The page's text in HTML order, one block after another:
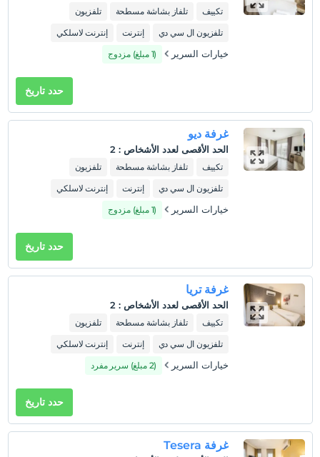
تسجيل المغادرة
طفل (أطفال)
الأطفال الرضع حتى سن 2 مجانيون.
1 الطفل (الأطفال) الذين تقل أعمارهم عن 3 مجانيون لكل غرفة
تكييف تلفاز بشاشة مسطحة
تلفزيون
تلفزيون ال سي دي
إنترنت إنترنت لاسلكي
خيارات السرير (1 مبلغ) مزدوج
حدد تاريخ
غرفة ديو
الحد الأقصى لعدد الأشخاص :
2
تكييف تلفاز بشاشة مسطحة
تلفزيون
تلفزيون ال سي دي
إنترنت إنترنت لاسلكي
خيارات السرير (1 مبلغ) مزدوج
حدد تاريخ
غرفة تريا
الحد الأقصى لعدد الأشخاص :
2
تكييف تلفاز بشاشة مسطحة
تلفزيون
تلفزيون ال سي دي
إنترنت إنترنت لاسلكي
خيارات السرير (2 مبلغ) سرير مفرد
حدد تاريخ
غرفة Tesera